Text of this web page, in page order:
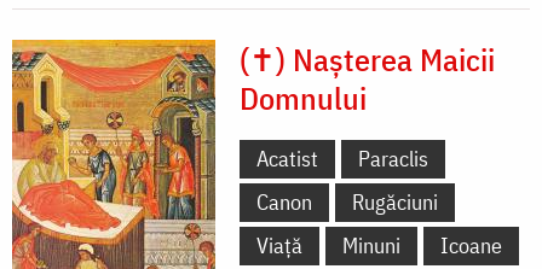
(✝) Nașterea Maicii
Domnului
Acatist
Paraclis
Canon
Rugăciuni
Viață
Minuni
Icoane